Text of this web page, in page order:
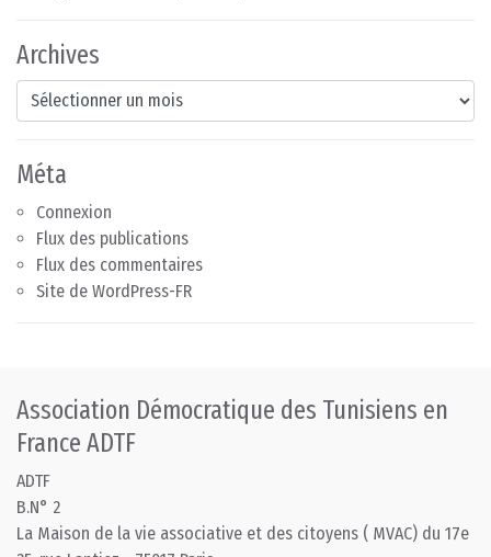
Archives
Archives
Méta
Connexion
Flux des publications
Flux des commentaires
Site de WordPress-FR
Association Démocratique des Tunisiens en
France ADTF
ADTF
B.N° 2
La Maison de la vie associative et des citoyens ( MVAC) du 17e